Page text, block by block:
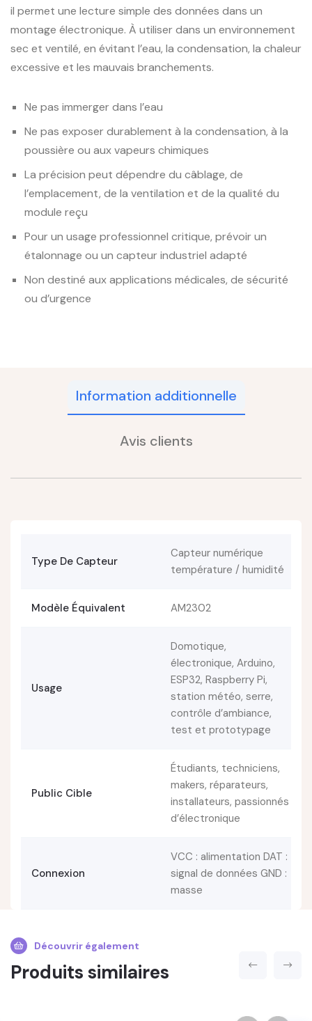
il permet une lecture simple des données dans un
montage électronique. À utiliser dans un environnement
sec et ventilé, en évitant l’eau, la condensation, la chaleur
excessive et les mauvais branchements.
Ne pas immerger dans l’eau
Ne pas exposer durablement à la condensation, à la
poussière ou aux vapeurs chimiques
La précision peut dépendre du câblage, de
l’emplacement, de la ventilation et de la qualité du
module reçu
Pour un usage professionnel critique, prévoir un
étalonnage ou un capteur industriel adapté
Non destiné aux applications médicales, de sécurité
ou d’urgence
Information additionnelle
Avis clients
Type De Capteur
Capteur numérique
température / humidité
Modèle Équivalent AM2302
Usage
Domotique,
électronique, Arduino,
ESP32, Raspberry Pi,
station météo, serre,
contrôle d’ambiance,
test et prototypage
Public Cible
Étudiants, techniciens,
makers, réparateurs,
installateurs, passionnés
d’électronique
Connexion
VCC : alimentation DAT :
signal de données GND :
masse
Découvrir également
Produits similaires